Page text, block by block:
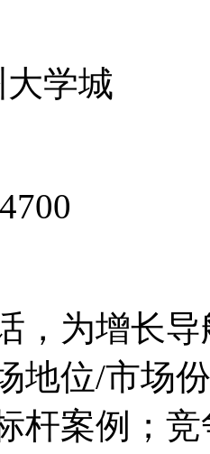
学城
，为增长导
地位/市场
杆案例；